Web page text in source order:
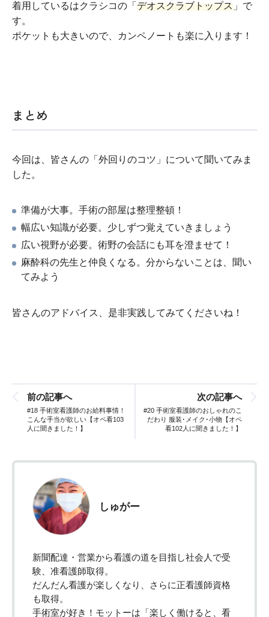
着用しているはクラシコの「 デオスクラブトップス 」で
す。
ポケットも大きいので、カンペノートも楽に入ります！
まとめ
今回は、皆さんの「外回りのコツ」について聞いてみま
した。
準備が大事。手術の部屋は整理整頓！
幅広い知識が必要。少しずつ覚えていきましょう
広い視野が必要。術野の会話にも耳を澄ませて！
麻酔科の先生と仲良くなる。分からないことは、聞い
てみよう
皆さんのアドバイス、是非実践してみてくださいね！
前の記事へ
#18 手術室看護師のお給料事情！
こんな手当が欲しい【オペ看103
人に聞きました！】
次の記事へ
#20 手術室看護師のおしゃれのこ
だわり 服装･メイク･小物【オペ
看102人に聞きました！】
しゅがー
新聞配達・営業から看護の道を目指し社会人で受
験、准看護師取得。
だんだん看護が楽しくなり、さらに正看護師資格
も取得。
手術室が好き！モットーは「楽しく働けると、看